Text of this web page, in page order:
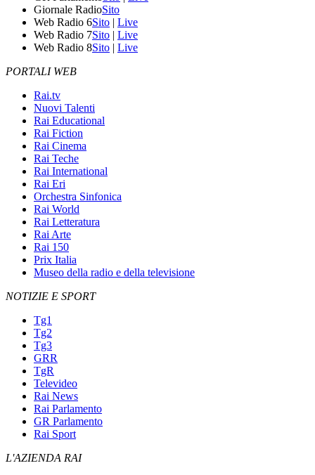
Giornale RadioSito
Web Radio 6Sito | Live
Web Radio 7Sito | Live
Web Radio 8Sito | Live
PORTALI WEB
Rai.tv
Nuovi Talenti
Rai Educational
Rai Fiction
Rai Cinema
Rai Teche
Rai International
Rai Eri
Orchestra Sinfonica
Rai World
Rai Letteratura
Rai Arte
Rai 150
Prix Italia
Museo della radio e della televisione
NOTIZIE E SPORT
Tg1
Tg2
Tg3
GRR
TgR
Televideo
Rai News
Rai Parlamento
GR Parlamento
Rai Sport
L'AZIENDA RAI